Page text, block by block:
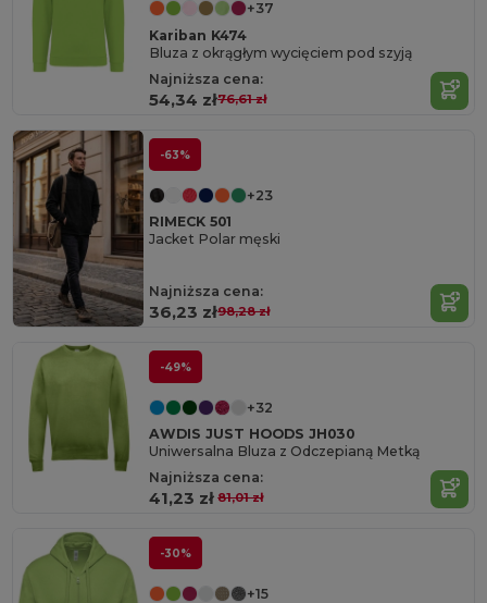
+37
Kariban K474
Bluza z okrągłym wycięciem pod szyją
Najniższa cena:
54,34 zł76,61 zł
-63%
+23
RIMECK 501
Jacket Polar męski
Najniższa cena:
36,23 zł98,28 zł
-49%
+32
AWDIS JUST HOODS JH030
Uniwersalna Bluza z Odczepianą Metką
Najniższa cena:
41,23 zł 81,01 zł
-30%
+15